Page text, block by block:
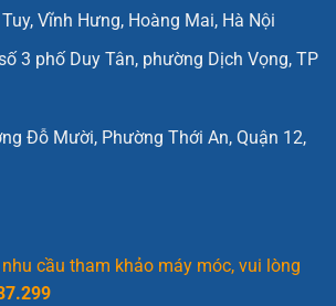
Vĩnh Hưng, Hoàng Mai, Hà Nội
3 phố Duy Tân, phường Dịch Vọng, TP
Đỗ Mười, Phường Thới An, Quận 12,
cầu tham khảo máy móc, vui lòng